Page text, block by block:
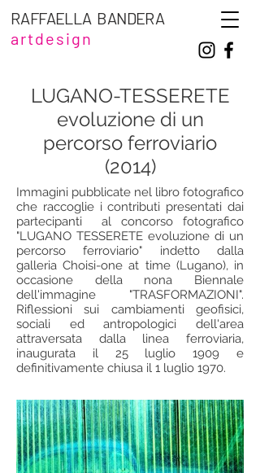
RAFFAELLA BANDERA
artdesign
LUGANO-TESSERETE
evoluzione di un
percorso ferroviario
(2014)
Immagini pubblicate nel libro fotografico
che raccoglie i contributi presentati dai
partecipanti al concorso fotografico
"LUGANO TESSERETE evoluzione di un
percorso ferroviario" indetto dalla
galleria Choisi-one at time (Lugano), in
occasione della nona Biennale
dell'immagine "TRASFORMAZIONI".
Riflessioni sui cambiamenti geofisici,
sociali ed antropologici dell'area
attraversata dalla linea ferroviaria,
inaugurata il 25 luglio 1909 e
definitivamente chiusa il 1 luglio 1970.